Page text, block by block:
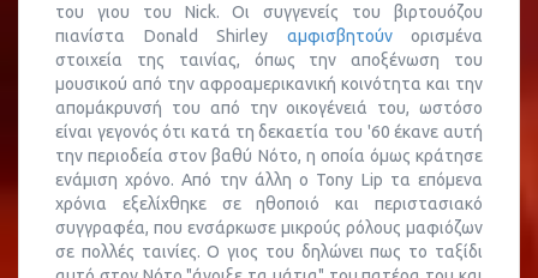
του γιου του Nick. Οι συγγενείς του βιρτουόζου
πιανίστα Donald Shirley αμφισβητούνορισμένα
στοιχεία της ταινίας, όπως την αποξένωση του
μουσικού από την αφροαμερικανική κοινότητα και την
απομάκρυνσή του από την οικογένειά του, ωστόσο
είναι γεγονός ότι κατά τη δεκαετία του '60 έκανε αυτή
την περιοδεία στον βαθύ Νότο, η οποία όμως κράτησε
ενάμιση χρόνο. Από την άλλη ο Tony Lip τα επόμενα
χρόνια εξελίχθηκε σε ηθοποιό και περιστασιακό
συγγραφέα, που ενσάρκωσε μικρούς ρόλους μαφιόζων
σε πολλές ταινίες. Ο γιος του δηλώνει πως το ταξίδι